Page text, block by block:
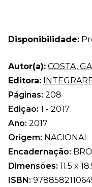
Disponibilidade:
Autor(a): COSTA,
Editora:
Páginas: 208
Edição: 1 - 2017
Ano: 2017
Origem: NACIONAL
Encadernação:
Dimensões: 11.5 x
ISBN: